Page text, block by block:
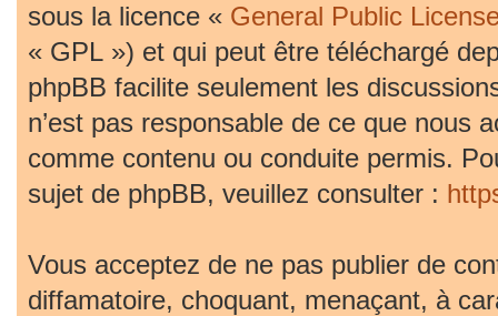
sous la licence « General Public
« GPL ») et qui peut être téléchargé
phpBB facilite seulement les
n’est pas responsable de ce que nous
comme contenu ou conduite permis.
sujet de phpBB, veuillez consulter :
Vous acceptez de ne pas publier de
diffamatoire, choquant, menaçant, à